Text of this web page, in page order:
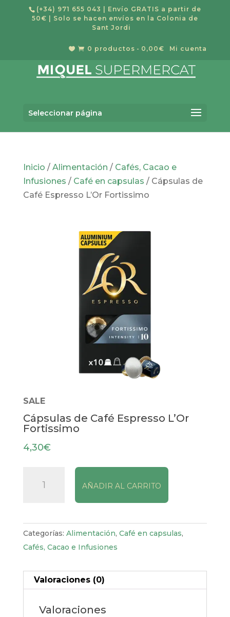
(+34) 971 655 043
| Envío GRATIS a partir de
50€ | Solo se hacen envíos en la Colonia de
Sant Jordi
Mi cuenta
  0 productos 0,00€
Seleccionar página
Inicio / Alimentación / Cafés, Cacao e
Infusiones / Café en capsulas / Cápsulas de
Café Espresso L’Or Fortissimo
SALE
Cápsulas de Café Espresso L’Or
Fortissimo
4,30€
L’Or
Fortissimo
AÑADIR AL CARRITO
Categorías: Alimentación, Café en capsulas,
Cafés, Cacao e Infusiones
Valoraciones (0)
Valoraciones